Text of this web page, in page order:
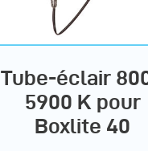
Tube-éclair
5900 K pour
Boxlite 40